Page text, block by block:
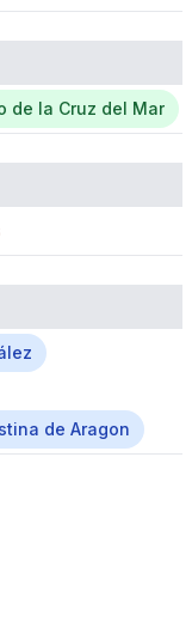
de la Cruz del Mar
de Aragon